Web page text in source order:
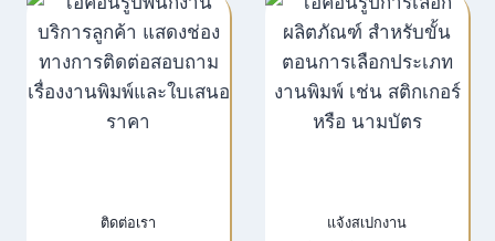
ติดต่อเรา
แจ้งสเปกงาน